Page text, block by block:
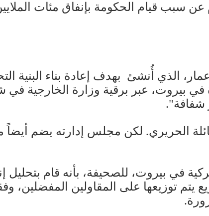
سبب قيام الحكومة بإنفاق مئات
الذي أُنشئ بهدف إعادة بناء البنية
شفافة".
الحريري. لكن مجلس إدارته يضم
في بيروت، للصحيفة، بأنه قام
توزيعها على المقاولين المفضلين،